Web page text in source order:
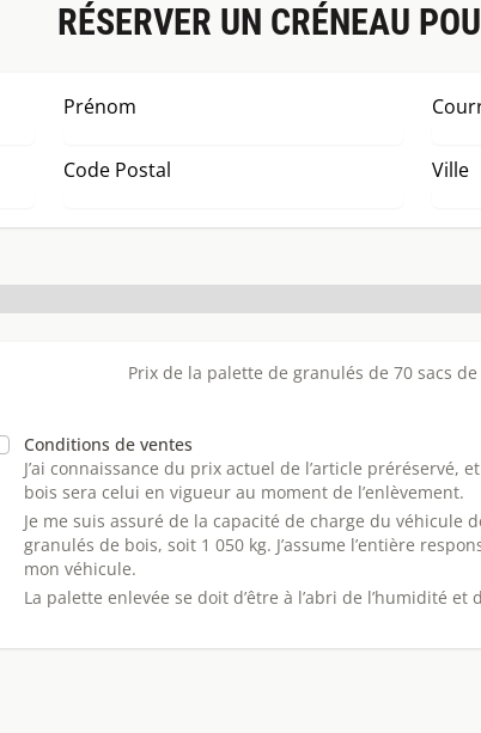
RÉSERVER UN CRÉNEAU
Prénom
Code Postal Ville
Prix de la palette de granulés de 70 sacs
Conditions de ventes
J’ai connaissance du prix actuel de l’article
bois sera celui en vigueur au moment de l’enlèvement.
Je me suis assuré de la capacité de charge du véhicule
granulés de bois, soit 1 050 kg. J’assume l’entière
mon véhicule.
La palette enlevée se doit d’être à l’abri de l’humidité et